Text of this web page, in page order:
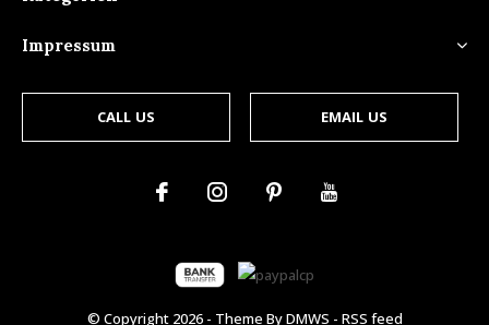
Impressum
CALL US EMAIL US
© Copyright 2026- Theme ByDMWS - RSS feed